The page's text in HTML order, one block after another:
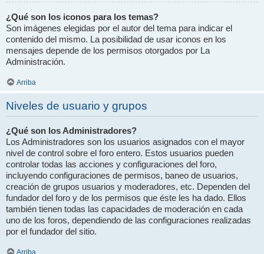
¿Qué son los iconos para los temas?
Son imágenes elegidas por el autor del tema para indicar el
contenido del mismo. La posibilidad de usar iconos en los
mensajes depende de los permisos otorgados por La
Administración.
Arriba
Niveles de usuario y grupos
¿Qué son los Administradores?
Los Administradores son los usuarios asignados con el mayor
nivel de control sobre el foro entero. Estos usuarios pueden
controlar todas las acciones y configuraciones del foro,
incluyendo configuraciones de permisos, baneo de usuarios,
creación de grupos usuarios y moderadores, etc. Dependen del
fundador del foro y de los permisos que éste les ha dado. Ellos
también tienen todas las capacidades de moderación en cada
uno de los foros, dependiendo de las configuraciones realizadas
por el fundador del sitio.